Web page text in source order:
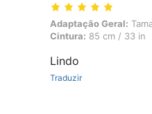
Adaptação Geral:
Adaptação Geral:
Cintura: 85 cm / 33 in
Lindo
Traduzir